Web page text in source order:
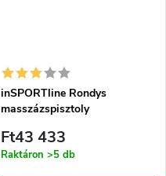
inSPORTline Rondys
masszázspisztoly
Ft43 433
Raktáron >5 db